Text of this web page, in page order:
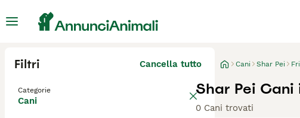
Filtri Cancella tutto
Categorie
Cani
Cani Shar Pei
Shar Pei Cani
0 Cani trovati